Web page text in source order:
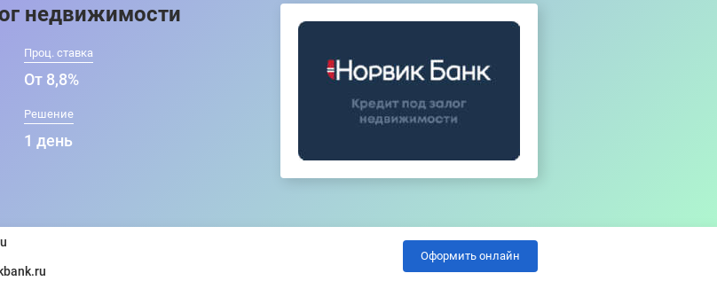
недвижимости
Проц. ставка
От 8,8%
Решение
1 день
Оформить онлайн